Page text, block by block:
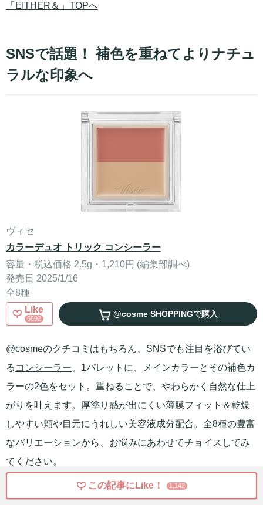
「EITHER＆」TOPへ
SNSで話題！ 補色を重ねてよりナチュ
ラルな印象へ
ヴィセ
カラーデュオ トリック コンシーラー
容量・税込価格 2.5g・1,210円 (編集部調べ)
発売日 2025/1/16
全8種
Like
6692 @cosme SHOPPINGで購入
@cosmeのクチコミはもちろん、SNSでも注目を浴びてい
る コンシーラー。1パレットに、メインカラーとその補色カ
ラーの2色をセット。重ねることで、やわらかく自然な仕上
がりを叶えます。厚塗り感が出にくい薄膜フィット＆乾燥
しやすい頬や目元にうれしい美容液成分配合。全8種の豊富
なバリエーションから、お悩みにあわせてチョイスしてみ
てください。
「ヴィセ」TOPへ
この記事にLike！ 1,142